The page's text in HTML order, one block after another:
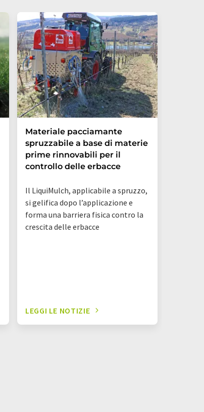
Materiale pacciamante
spruzzabile a base di materie
prime rinnovabili per il
controllo delle erbacce
Il LiquiMulch, applicabile a spruzzo,
si gelifica dopo l’applicazione e
forma una barriera fisica contro la
crescita delle erbacce
LEGGI LE NOTIZIE